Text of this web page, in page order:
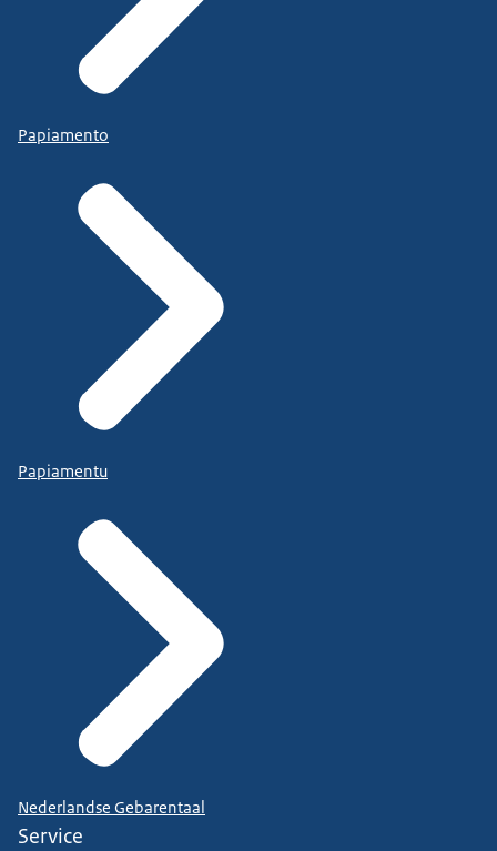
Papiamento
Papiamentu
Nederlandse Gebarentaal
Service